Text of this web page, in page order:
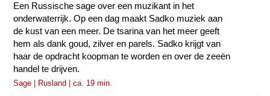
Een Russische sage over een muzikant in het
onderwaterrijk. Op een dag maakt Sadko muziek aan
de kust van een meer. De tsarina van het meer geeft
hem als dank goud, zilver en parels. Sadko krijgt van
haar de opdracht koopman te worden en over de zeeën
handel te drijven.
Sage | Rusland | ca. 19 min.